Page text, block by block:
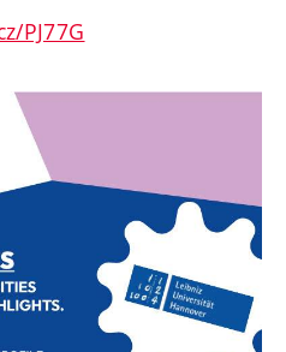
PJ77G